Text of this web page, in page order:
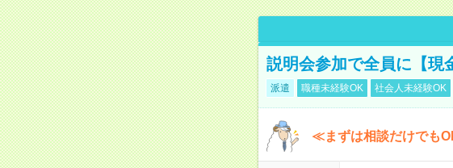
説明会参加で全員に【現
派遣 職種未経験OK 社会人未経験OK
≪まずは相談だけでも